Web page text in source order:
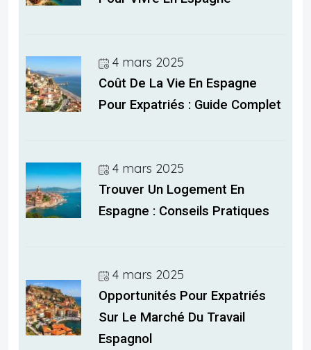
4 mars 2025
Coût De La Vie En Espagne
Pour Expatriés : Guide Complet
4 mars 2025
Trouver Un Logement En
Espagne : Conseils Pratiques
4 mars 2025
Opportunités Pour Expatriés
Sur Le Marché Du Travail
Espagnol